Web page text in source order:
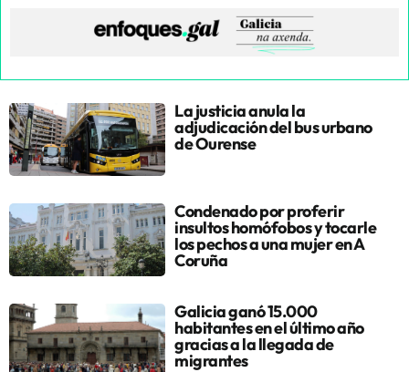
La justicia anula la
adjudicación del bus urbano
de Ourense
Condenado por proferir
insultos homófobos y tocarle
los pechos a una mujer en A
Coruña
Galicia ganó 15.000
habitantes en el último año
gracias a la llegada de
migrantes